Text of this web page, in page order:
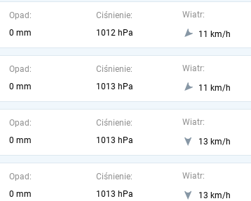
Opad:
0 mm
Ciśnienie:
1012 hPa
Wiatr:
11 km/h
Opad:
0 mm
Ciśnienie:
1013 hPa
Wiatr:
11 km/h
Opad:
0 mm
Ciśnienie:
1013 hPa
Wiatr:
13 km/h
Opad:
0 mm
Ciśnienie:
1013 hPa
Wiatr:
13 km/h